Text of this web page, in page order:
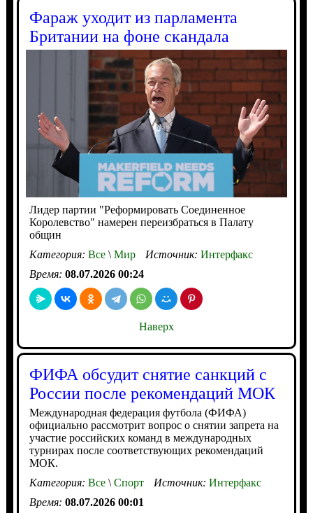
Фараж уходит из парламента
Британии на фоне скандала
Лидер партии "Реформировать Соединенное
Королевство" намерен переизбраться в Палату
общин
Категория: Все\Мир Источник: Интерфакс
Время: 08.07.2026 00:24
Наверх
ФИФА обсудит снятие санкций с
России после рекомендаций МОК
Международная федерация футбола (ФИФА)
официально рассмотрит вопрос о снятии запрета на
участие российских команд в международных
турнирах после соответствующих рекомендаций
МОК.
Категория: Все\Спорт Источник: Интерфакс
Время: 08.07.2026 00:01